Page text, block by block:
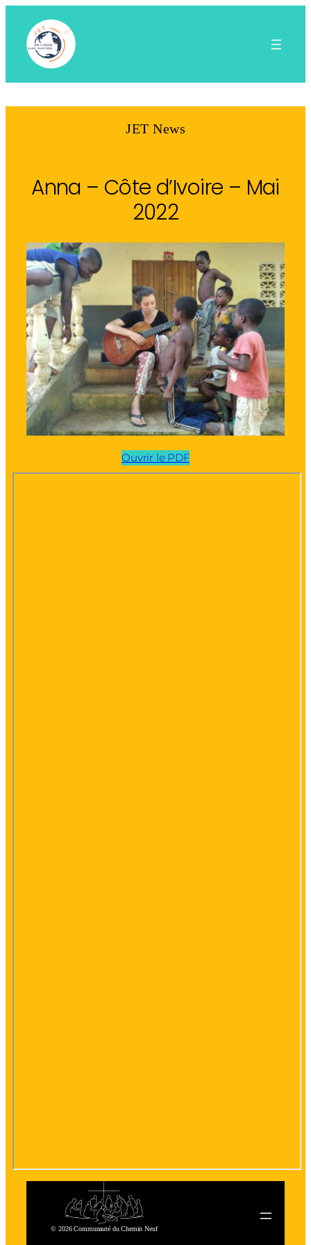
contenu
JET News
Anna – Côte d’Ivoire – Mai
2022
Ouvrir le PDF
© 2026 Communauté du Chemin Neuf